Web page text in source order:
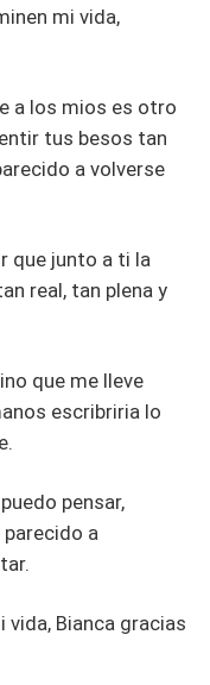
mi vida,
a los mios es otro
tus besos tan
a volverse
que junto a ti la
real, tan plena y
que me lleve
escribriria lo
pensar,
a
vida, Bianca gracias